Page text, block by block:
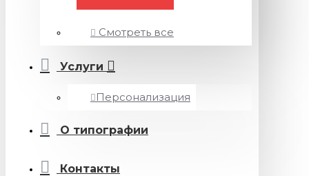
Смотреть все
Услуги
Персонализация
О типографии
Контакты